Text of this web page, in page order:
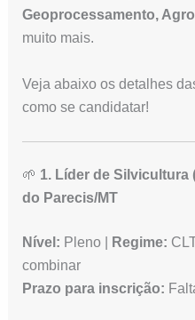
Geoprocessamento,
muito mais.
Veja abaixo os detalhes
como se candidatar!
🌱 1. Líder de Silvicultura
do Parecis/MT
Nível: Pleno | Regime:
combinar
Prazo para inscrição: